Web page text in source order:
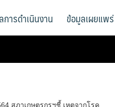
การดำเนินงาน ข้อมูลเผยแพร่
สภาเกษตรกรฯชี้ เหตุจากโรค